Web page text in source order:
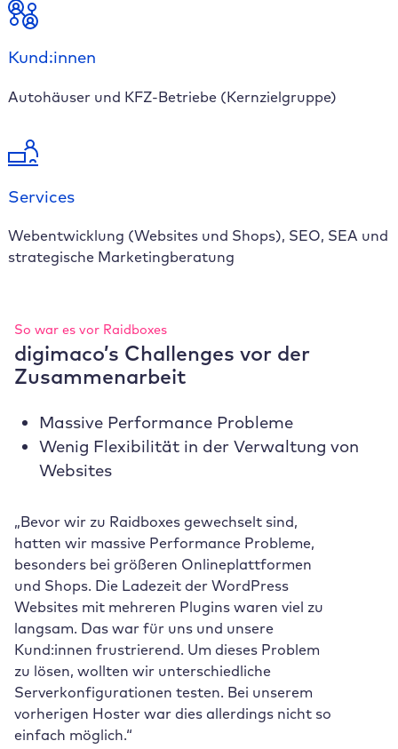
Kund:innen
Autohäuser und KFZ-Betriebe (Kernzielgruppe)
Services
Webentwicklung (Websites und Shops), SEO, SEA und
strategische Marketingberatung
So war es vor Raidboxes
digimaco’s Challenges vor der
Zusammenarbeit
Massive Performance Probleme
Wenig Flexibilität in der Verwaltung von
Websites
„Bevor wir zu Raidboxes gewechselt sind,
hatten wir massive Performance Probleme,
besonders bei größeren Onlineplattformen
und Shops. Die Ladezeit der WordPress
Websites mit mehreren Plugins waren viel zu
langsam. Das war für uns und unsere
Kund:innen frustrierend. Um dieses Problem
zu lösen, wollten wir unterschiedliche
Serverkonfigurationen testen. Bei unserem
vorherigen Hoster war dies allerdings nicht so
einfach möglich.“